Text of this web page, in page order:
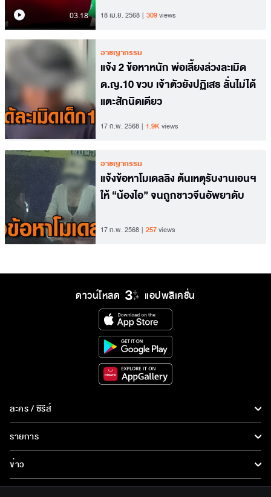
03.18 18 เม.ย. 2568 309views
อาชญากรรม
แจ้ง 2 ข้อหาหนัก พ่อเลี้ยงล่วงละเมิด
ด.ญ.10 ขวบ เจ้าตัวยังปฏิเสธ ลั่นไม่ได้
แตะสักนิดเดียว
17 ก.พ. 2568 1.9Kviews
อาชญากรรม
แจ้งข้อหาโมเดลลิง ต้นเหตุรับงานเอนฯ
ให้ “น้องไอ” จนถูกชาวจีนอัพยาดับ
17 ก.พ. 2568 257views
ดาวน์โหลด แอปพลิเคชั่น
ละคร / ซีรีส์
ละคร/ซีรีส์
ซีรีส์นานาชาติ
การ์ตูน & เกม
รายการ
รายการทั้งหมด
ข่าว
ข่าวทั้งหมด